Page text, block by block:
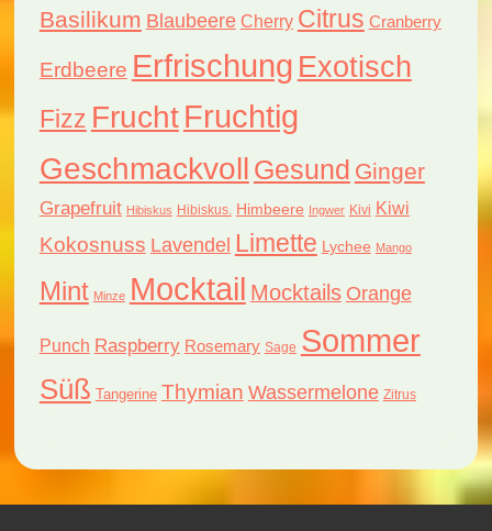
Basilikum Blaubeere Cherry Citrus Cranberry
Erdbeere Erfrischung Exotisch
Fizz FruchtFruchtig
Geschmackvoll Gesund Ginger
Grapefruit Hibiskus Hibiskus. Himbeere Ingwer Kivi Kiwi
Kokosnuss Lavendel Limette Lychee Mango
Mint Minze Mocktail Mocktails Orange
Punch Raspberry Rosemary Sage Sommer
Süß Tangerine Thymian Wassermelone Zitrus